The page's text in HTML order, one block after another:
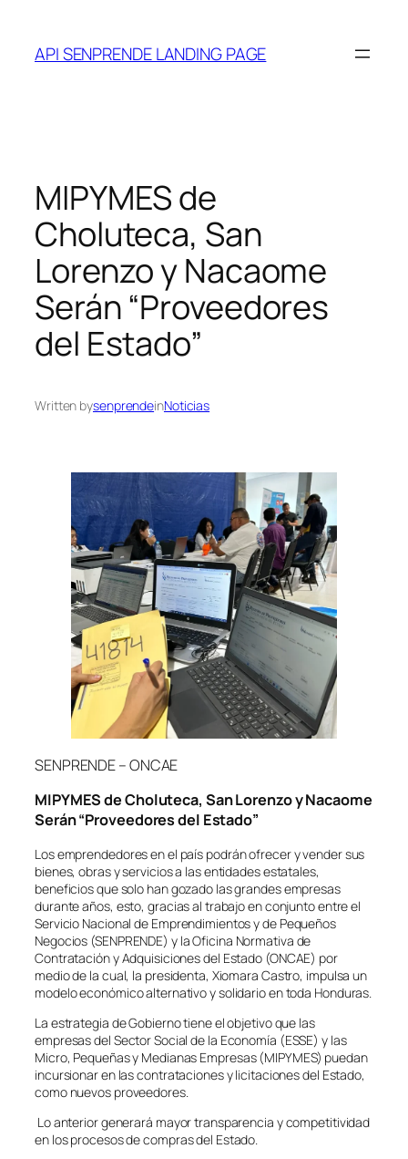
contenido
API SENPRENDE LANDING PAGE
MIPYMES de
Choluteca, San
Lorenzo y Nacaome
Serán “Proveedores
del Estado”
Written bysenprendeinNoticias
SENPRENDE – ONCAE
MIPYMES de Choluteca, San Lorenzo y Nacaome
Serán “Proveedores del Estado”
Los emprendedores en el país podrán ofrecer y vender sus
bienes, obras y servicios a las entidades estatales,
beneficios que solo han gozado las grandes empresas
durante años, esto, gracias al trabajo en conjunto entre el
Servicio Nacional de Emprendimientos y de Pequeños
Negocios (SENPRENDE) y la Oficina Normativa de
Contratación y Adquisiciones del Estado (ONCAE) por
medio de la cual, la presidenta, Xiomara Castro, impulsa un
modelo económico alternativo y solidario en toda Honduras.
La estrategia de Gobierno tiene el objetivo que las
empresas del Sector Social de la Economía (ESSE) y las
Micro, Pequeñas y Medianas Empresas (MIPYMES) puedan
incursionar en las contrataciones y licitaciones del Estado,
como nuevos proveedores.
Lo anterior generará mayor transparencia y competitividad
en los procesos de compras del Estado.